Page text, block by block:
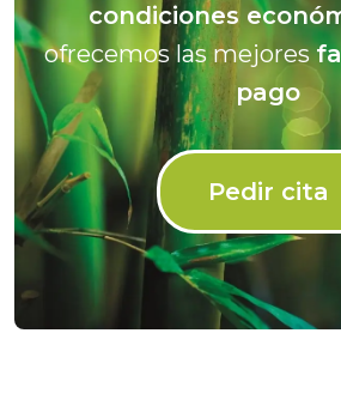
condiciones
ofrecemos las mejores
pago
Pedir cita